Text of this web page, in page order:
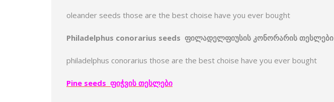
oleander seeds those are the best choise have you ever bought
Philadelphus conorarius seeds ფილადელფიუსის კონორარის თესლები
philadelphus conorarius those are the best choise have you ever bought
Pine seeds ფიჭვის თესლები